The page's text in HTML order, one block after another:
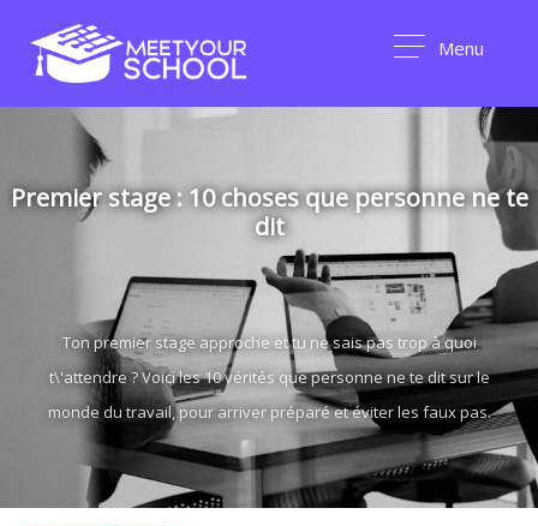
Menu
Premier stage : 10 choses que personne ne te
dit
Ton premier stage approche et tu ne sais pas trop à quoi
t\'attendre ? Voici les 10 vérités que personne ne te dit sur le
monde du travail, pour arriver préparé et éviter les faux pas.